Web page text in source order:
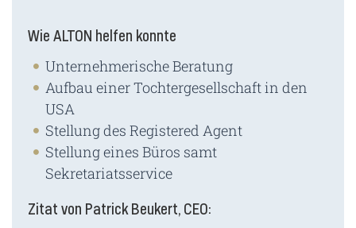
Wie ALTON helfen konnte
Unternehmerische Beratung
Aufbau einer Tochtergesellschaft in den
USA
Stellung des Registered Agent
Stellung eines Büros samt
Sekretariatsservice
Zitat von Patrick Beukert, CEO: